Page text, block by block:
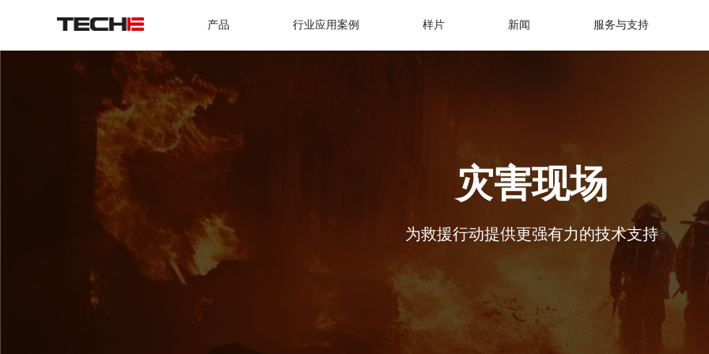
产品 行业应用案例 样片 新闻 服务与支持
灾害现场
为救援行动提供更强有力的技术支持